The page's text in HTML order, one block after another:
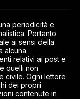
periodicità e
Pertanto
ai sensi della
alcuna
relativi ai post e
quelli non
civile. Ogni lettore
dei propri
contenute in